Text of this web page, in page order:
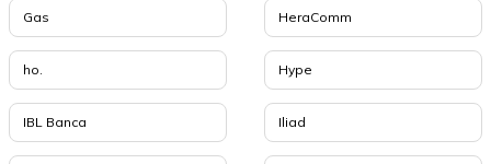
Gas HeraComm
ho. Hype
IBL Banca Iliad